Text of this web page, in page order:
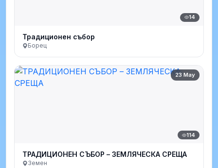
14
Традиционен събор
Борец
23 May
114
ТРАДИЦИОНЕН СЪБОР – ЗЕМЛЯЧЕСКА СРЕЩА
Земен